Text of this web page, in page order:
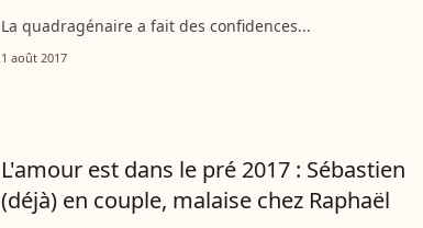
La quadragénaire a fait des confidences...
1 août 2017
L'amour est dans le pré 2017 : Sébastien
(déjà) en couple, malaise chez Raphaël